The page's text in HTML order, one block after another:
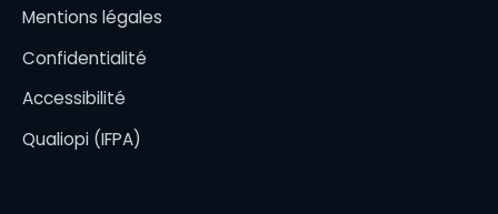
Mentions légales
Confidentialité
Accessibilité
Qualiopi (IFPA)